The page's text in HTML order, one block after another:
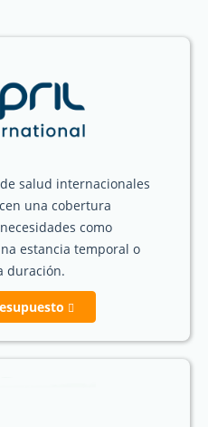
salud internacionales
una cobertura
como
estancia temporal o
duración.